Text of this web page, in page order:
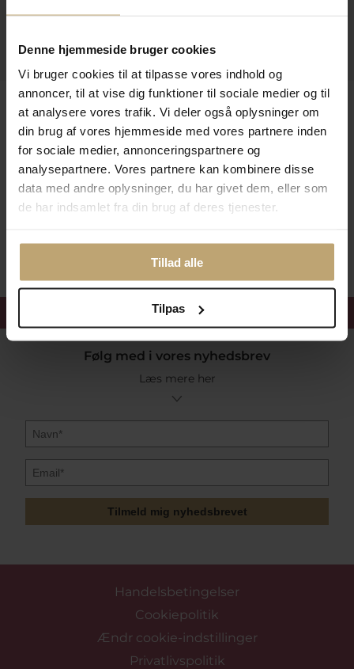
Denne hjemmeside bruger cookies
Vi bruger cookies til at tilpasse vores indhold og
annoncer, til at vise dig funktioner til sociale medier og til
at analysere vores trafik. Vi deler også oplysninger om
din brug af vores hjemmeside med vores partnere inden
for sociale medier, annonceringspartnere og
analysepartnere. Vores partnere kan kombinere disse
data med andre oplysninger, du har givet dem, eller som
de har indsamlet fra din brug af deres tjenester.
Tillad alle
Tilpas
Praktiske Sider
Leveringsmuligheder
Betalingsmuligheder
velkomstrabat
Følg med i vores nyhedsbrev
Læs mere her
Tilmeld mig nyhedsbrevet
Handelsbetingelser
Cookiepolitik
Ændr cookie-indstillinger
Privatlivspolitik